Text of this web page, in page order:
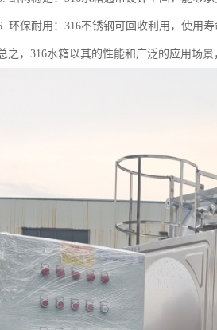
环保耐用：316不锈钢可回收利用，使用寿
之，316水箱以其的性能和广泛的应用场景